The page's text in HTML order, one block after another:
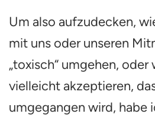
Um also aufzudecken,
mit uns oder unseren
„toxisch“ umgehen,
vielleicht akzeptieren,
umgegangen wird, habe